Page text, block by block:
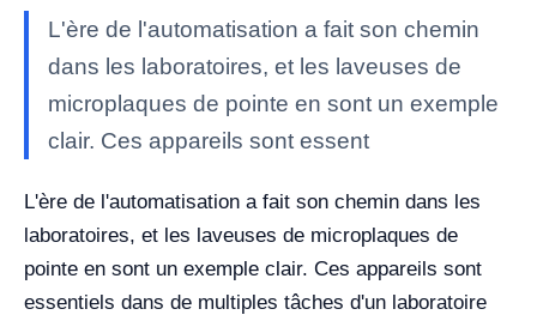
L'ère de l'automatisation a fait son chemin
dans les laboratoires, et les laveuses de
microplaques de pointe en sont un exemple
clair. Ces appareils sont essent
L'ère de l'automatisation a fait son chemin dans les
laboratoires, et les laveuses de microplaques de
pointe en sont un exemple clair. Ces appareils sont
essentiels dans de multiples tâches d'un laboratoire